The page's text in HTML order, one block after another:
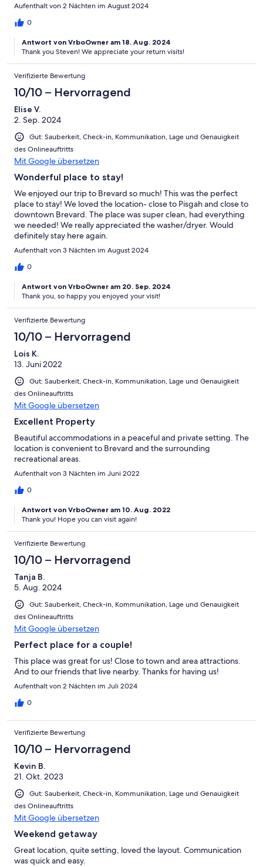
Aufenthalt von 2 Nächten im August 2024
0
Antwort von VrboOwner am 18. Aug. 2024
Thank you Steven! We appreciate your return visits!
Verifizierte Bewertung
10/10 – Hervorragend
Elise V.
2. Sep. 2024
Gut: Sauberkeit, Check-in, Kommunikation, Lage und Genauigkeit
des Onlineauftritts
Mit Google übersetzen
Wonderful place to stay!
We enjoyed our trip to Brevard so much! This was the perfect
place to stay! We loved the location- close to Pisgah and close to
downtown Brevard. The place was super clean, had everything
we needed! We really appreciated the washer/dryer. Would
definitely stay here again.
Aufenthalt von 3 Nächten im August 2024
0
Antwort von VrboOwner am 20. Sep. 2024
Thank you, so happy you enjoyed your visit!
Verifizierte Bewertung
10/10 – Hervorragend
Lois K.
13. Juni 2022
Gut: Sauberkeit, Check-in, Kommunikation, Lage und Genauigkeit
des Onlineauftritts
Mit Google übersetzen
Excellent Property
Beautiful accommodations in a peaceful and private setting. The
location is convenient to Brevard and the surrounding
recreational areas.
Aufenthalt von 3 Nächten im Juni 2022
0
Antwort von VrboOwner am 10. Aug. 2022
Thank you! Hope you can visit again!
Verifizierte Bewertung
10/10 – Hervorragend
Tanja B.
5. Aug. 2024
Gut: Sauberkeit, Check-in, Kommunikation, Lage und Genauigkeit
des Onlineauftritts
Mit Google übersetzen
Perfect place for a couple!
This place was great for us! Close to town and area attractions.
And to our friends that live nearby. Thanks for having us!
Aufenthalt von 2 Nächten im Juli 2024
0
Verifizierte Bewertung
10/10 – Hervorragend
Kevin B.
21. Okt. 2023
Gut: Sauberkeit, Check-in, Kommunikation, Lage und Genauigkeit
des Onlineauftritts
Mit Google übersetzen
Weekend getaway
Great location, quite setting, loved the layout. Communication
was quick and easy.